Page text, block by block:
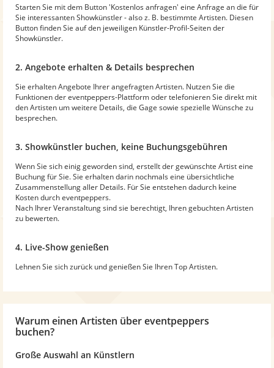
Starten Sie mit dem Button 'Kostenlos anfragen' eine Anfrage an die für
Sie interessanten Showkünstler - also z. B. bestimmte Artisten. Diesen
Button finden Sie auf den jeweiligen Künstler-Profil-Seiten der
Showkünstler.
2. Angebote erhalten & Details besprechen
Sie erhalten Angebote Ihrer angefragten Artisten. Nutzen Sie die
Funktionen der eventpeppers-Plattform oder telefonieren Sie direkt mit
den Artisten um weitere Details, die Gage sowie spezielle Wünsche zu
besprechen.
3. Showkünstler buchen, keine Buchungsgebühren
Wenn Sie sich einig geworden sind, erstellt der gewünschte Artist eine
Buchung für Sie. Sie erhalten darin nochmals eine übersichtliche
Zusammenstellung aller Details. Für Sie entstehen dadurch keine
Kosten durch eventpeppers.
Nach Ihrer Veranstaltung sind sie berechtigt, Ihren gebuchten Artisten
zu bewerten.
4. Live-Show genießen
Lehnen Sie sich zurück und genießen Sie Ihren Top Artisten.
Warum einen Artisten über eventpeppers
buchen?
Große Auswahl an Künstlern